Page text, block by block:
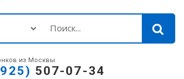
из Москвы
507-07-34